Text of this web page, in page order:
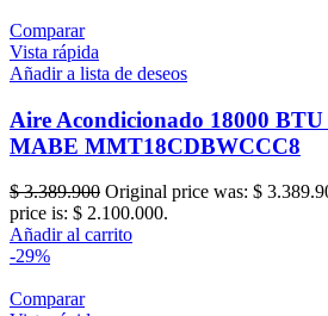
Comparar
Vista rápida
Añadir a lista de deseos
Aire Acondicionado 18000
MABE MMT18CDBWCCC8
$3.389.900 Original price was: $
price is: $ 2.100.000.
Añadir al carrito
-29%
Comparar